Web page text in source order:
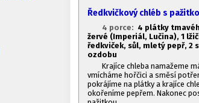
Ředkvičkový chléb s
4 porce: 4 plátky
žervé (Imperiál, Lučina), 1
ředkviček, sůl, mletý pepř, 2
ozdobu
Krajíce chleba namažeme
vmícháme hořčici a směsí
pokrájíme na plátky a krajíce
okořeníme pepřem. Nakonec